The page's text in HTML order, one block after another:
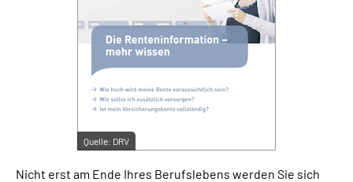
Inhalte in Gebärdensprache (DGS)
Leichte Sprache
Quelle: DRV
Nicht erst am Ende Ihres Berufslebens werden Sie sich